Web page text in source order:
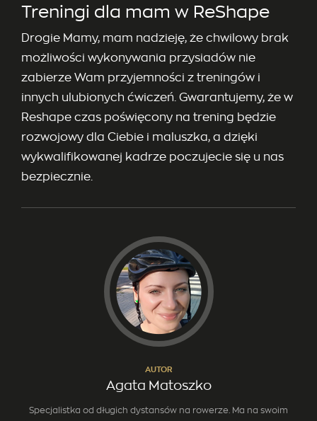
Treningi dla mam w ReShape
Drogie Mamy, mam nadzieję, że chwilowy brak
możliwości wykonywania przysiadów nie
zabierze Wam przyjemności z treningów i
innych ulubionych ćwiczeń. Gwarantujemy, że w
Reshape czas poświęcony na trening będzie
rozwojowy dla Ciebie i maluszka, a dzięki
wykwalifikowanej kadrze poczujecie się u nas
bezpiecznie.
AUTOR
Agata Matoszko
Specjalistka od długich dystansów na rowerze. Ma na swoim